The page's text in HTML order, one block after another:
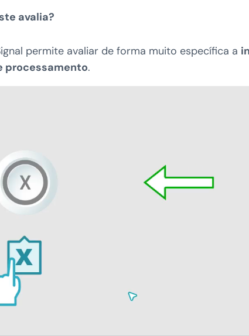
avalia?
permite avaliar de forma muito específica a
processamento.